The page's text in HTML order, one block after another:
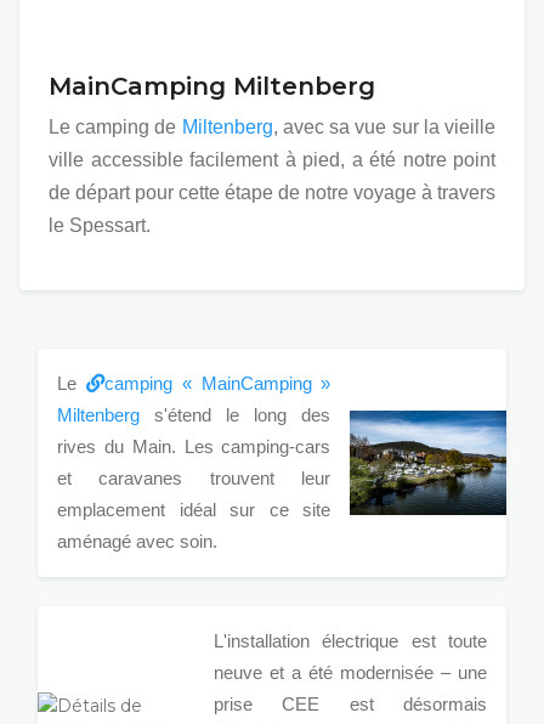
MainCamping Miltenberg
Le camping de Miltenberg, avec sa vue sur la vieille
ville accessible facilement à pied, a été notre point
de départ pour cette étape de notre voyage à travers
le Spessart.
Le
camping « MainCamping »
Miltenberg s'étend le long des
rives du Main. Les camping-cars
et caravanes trouvent leur
emplacement idéal sur ce site
aménagé avec soin.
L'installation électrique est toute
neuve et a été modernisée – une
prise CEE est désormais